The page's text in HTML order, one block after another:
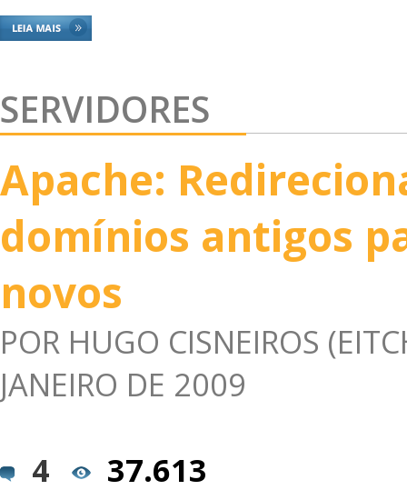
SERVIDORES
Apache:
domínios antigos
novos
POR HUGO CISNEIROS
JANEIRO DE 2009
4
37.613